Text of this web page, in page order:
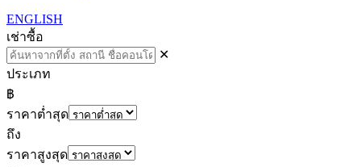
ENGLISH
เช่าซื้อ
✕
ประเภท
฿
ราคาต่ำสุด
ถึง
ราคาสูงสุด